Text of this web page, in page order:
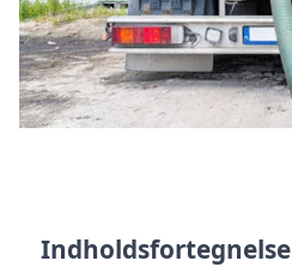
Indholdsfortegnelse